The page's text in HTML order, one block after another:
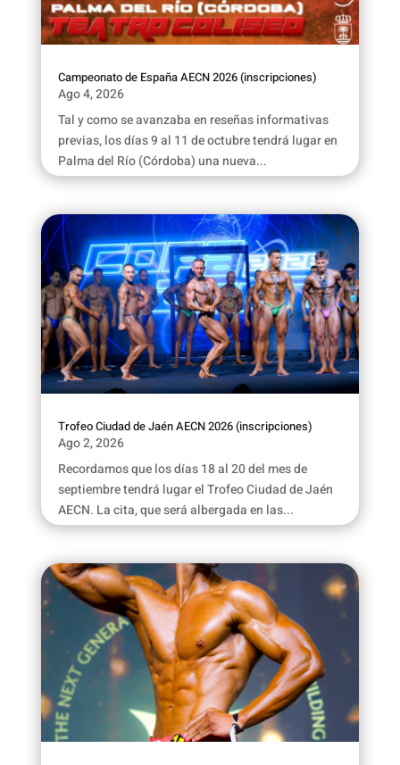
Campeonato de España AECN 2026 (inscripciones)
Ago 4, 2026
Tal y como se avanzaba en reseñas informativas
previas, los días 9 al 11 de octubre tendrá lugar en
Palma del Río (Córdoba) una nueva...
Trofeo Ciudad de Jaén AECN 2026 (inscripciones)
Ago 2, 2026
Recordamos que los días 18 al 20 del mes de
septiembre tendrá lugar el Trofeo Ciudad de Jaén
AECN. La cita, que será albergada en las...